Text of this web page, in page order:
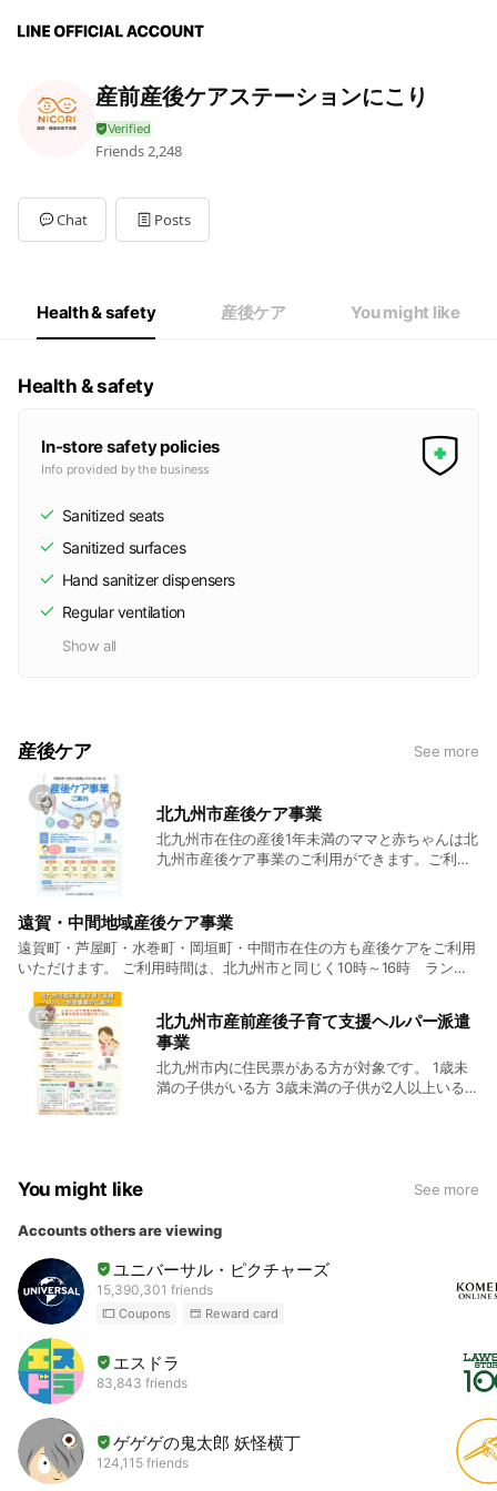
産前産後ケアステーションにこり
Friends 2,248
Chat Posts
Health & safety 産後ケア You might like
Health & safety
In-store safety policies
Info provided by the business
Sanitized seats
Sanitized surfaces
Hand sanitizer dispensers
Regular ventilation
Show all
産後ケア See more
北九州市産後ケア事業
北九州市在住の産後1年未満のママと赤ちゃんは北
九州市産後ケア事業のご利用ができます。ご利用
月までは短時間利用もできます。 利用時間3時間
で500円です。 助産師がご自宅へ訪問する居宅型
は1000円です。 母子手帳をお忘れなくご持参く
ださい。
遠賀・中間地域産後ケア事業
遠賀町・芦屋町・水巻町・岡垣町・中間市在住の方も産後ケアをご利用
いただけます。 ご利用時間は、北九州市と同じく10時～16時 ランチ
ご自宅へ訪問する居宅型は500円です。 ＊遠賀・中間地区にお住まいの
方は、利用回数によって金額が違いますので、ご確認ください。
北九州市産前産後子育て支援ヘルパー派遣
事業
北九州市内に住民票がある方が対象です。 1歳未
満の子供がいる方 3歳未満の子供が2人以上いる方
いします。
You might like See more
Accounts others are viewing
ユニバーサル・ピクチャーズ
15,390,301 friends
Coupons Reward card
エスドラ
83,843 friends
ゲゲゲの鬼太郎 妖怪横丁
124,115 friends